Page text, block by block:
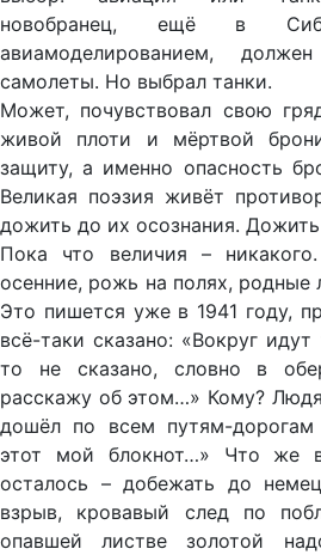
новобранец, ещё в
авиамоделированием,
самолеты. Но выбрал танки.
Может, почувствовал свою
живой плоти и мёртвой
защиту, а именно опасность
Великая поэзия живёт
дожить до их осознания.
Пока что величия –
осенние, рожь на полях, родные
Это пишется уже в 1941 году,
всё-таки сказано: «Вокруг
то не сказано, словно в
расскажу об этом…» Кому?
дошёл по всем путям-
этот мой блокнот…» Что же в
осталось – добежать до
взрыв, кровавый след по
опавшей листве золотой